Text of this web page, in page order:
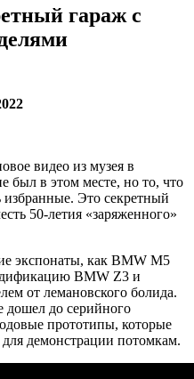
гараж с
видео из музея в
в этом месте, но то, что
Это секретный
50-летия «заряженного»
экспонаты, как BMW M5
BMW Z3 и
от лемановского болида.
дошел до серийного
прототипы, которые
демонстрации потомкам.